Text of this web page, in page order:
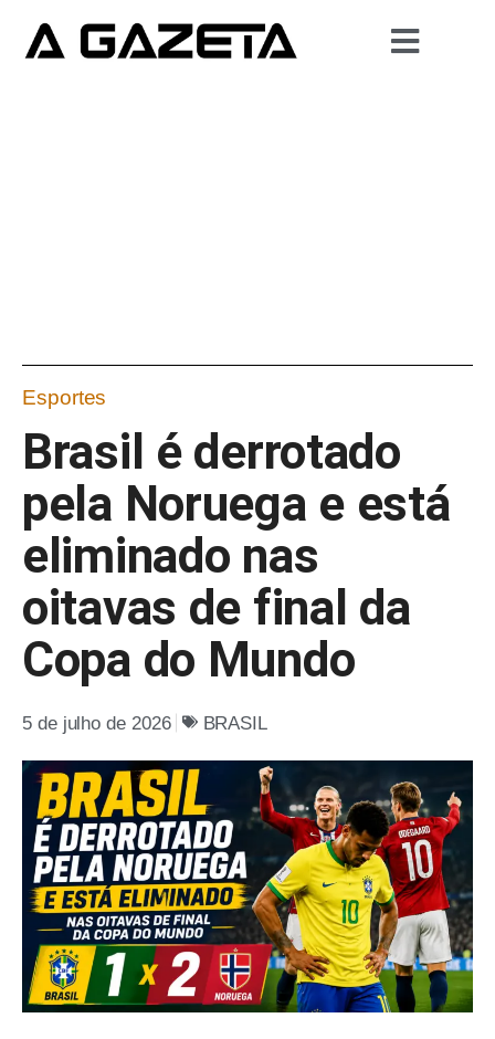
Esportes
Brasil é derrotado
pela Noruega e está
eliminado nas
oitavas de final da
Copa do Mundo
5 de julho de 2026 BRASIL